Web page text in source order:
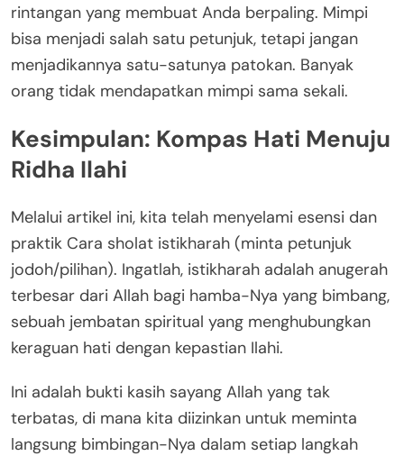
rintangan yang membuat Anda berpaling. Mimpi
bisa menjadi salah satu petunjuk, tetapi jangan
menjadikannya satu-satunya patokan. Banyak
orang tidak mendapatkan mimpi sama sekali.
Kesimpulan: Kompas Hati Menuju
Ridha Ilahi
Melalui artikel ini, kita telah menyelami esensi dan
praktik Cara sholat istikharah (minta petunjuk
jodoh/pilihan). Ingatlah, istikharah adalah anugerah
terbesar dari Allah bagi hamba-Nya yang bimbang,
sebuah jembatan spiritual yang menghubungkan
keraguan hati dengan kepastian Ilahi.
Ini adalah bukti kasih sayang Allah yang tak
terbatas, di mana kita diizinkan untuk meminta
langsung bimbingan-Nya dalam setiap langkah